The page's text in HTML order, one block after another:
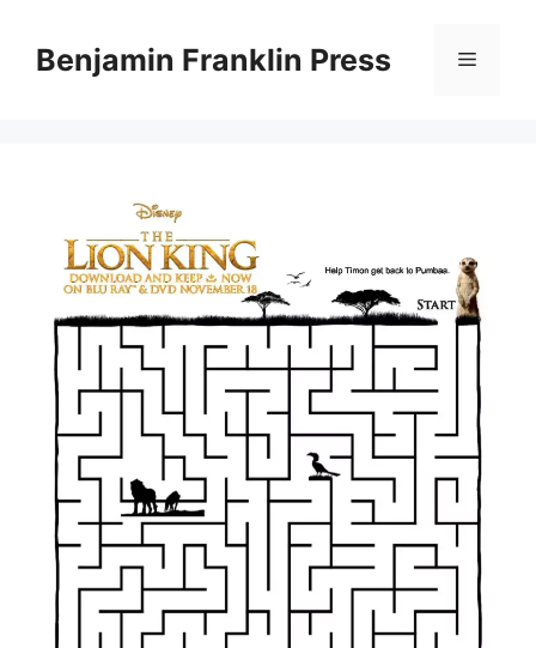
contentBenjamin Franklin Press Menu